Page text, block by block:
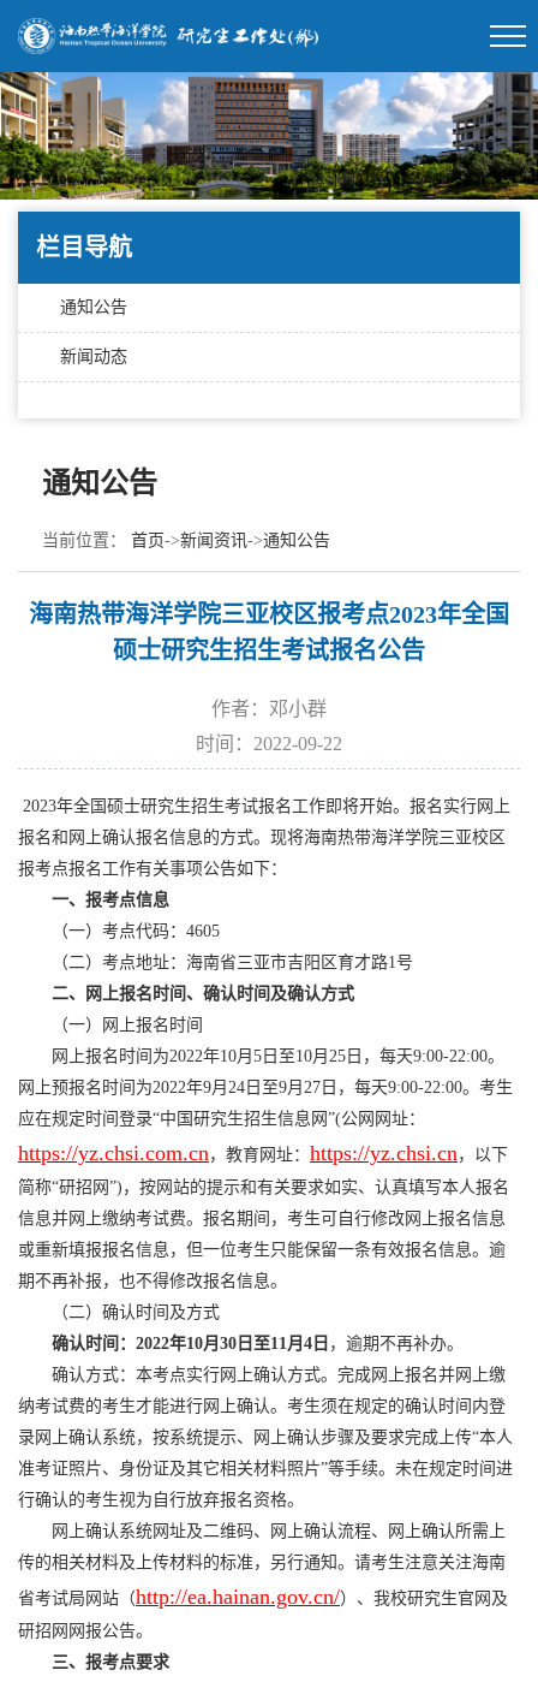
栏目导航
通知公告
新闻动态
通知公告
当前位置： 首页->新闻资讯->通知公告
海南热带海洋学院三亚校区报考点2023年全国
硕士研究生招生考试报名公告
作者：邓小群
时间：2022-09-22
2023年全国硕士研究生招生考试报名工作即将开始。报名实行网上
报名和网上确认报名信息的方式。现将海南热带海洋学院三亚校区
报考点报名工作有关事项公告如下：
一、报考点信息
（一）考点代码：4605
（二）考点地址：海南省三亚市吉阳区育才路1号
二、网上报名时间、确认时间及确认方式
（一）网上报名时间
网上报名时间为2022年10月5日至10月25日，每天9:00-22:00。
网上预报名时间为2022年9月24日至9月27日，每天9:00-22:00。考生
应在规定时间登录“中国研究生招生信息网”(公网网址：
https://yz.chsi.com.cn ，教育网址： https://yz.chsi.cn ，以下
简称“研招网”)，按网站的提示和有关要求如实、认真填写本人报名
信息并网上缴纳考试费。报名期间，考生可自行修改网上报名信息
或重新填报报名信息，但一位考生只能保留一条有效报名信息。逾
期不再补报，也不得修改报名信息。
（二）确认时间及方式
确认时间：2022年10月30日至11月 4 日 ，逾期不再补办。
确认方式：本考点实行网上确认方式。完成网上报名并网上缴
纳考试费的考生才能进行网上确认。考生须在规定的确认时间内登
录网上确认系统，按系统提示、网上确认步骤及要求完成上传“本人
准考证照片、身份证及其它相关材料照片”等手续。未在规定时间进
行确认的考生视为自行放弃报名资格。
网上确认系统网址及二维码、网上确认流程、网上确认所需上
传的相关材料及上传材料的标准，另行通知。请考生注意关注海南
省考试局网站（http://ea.hainan.gov.cn/）、我校研究生官网及
研招网网报公告。
三、报考点要求